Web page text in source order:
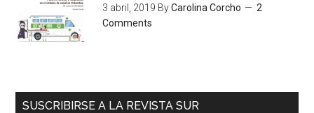
3 abril, 2019 ByCarolina Corcho
2
Comments
SUSCRIBIRSE A LA REVISTA SUR